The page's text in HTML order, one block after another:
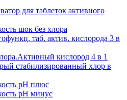
для таблеток активного
шок без хлора
таб. актив. кислорода 3 в
кислород 4 в 1
стабилизированный хлор в
pH плюс
pH минус